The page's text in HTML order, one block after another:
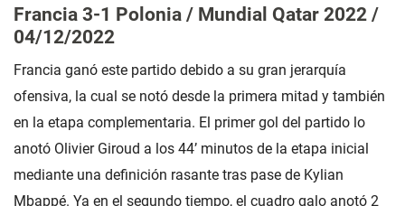
Francia 3-1 Polonia / Mundial Qatar 2022 /
04/12/2022
Francia ganó este partido debido a su gran jerarquía
ofensiva, la cual se notó desde la primera mitad y también
en la etapa complementaria. El primer gol del partido lo
anotó Olivier Giroud a los 44’ minutos de la etapa inicial
mediante una definición rasante tras pase de Kylian
Mbappé. Ya en el segundo tiempo, el cuadro galo anotó 2